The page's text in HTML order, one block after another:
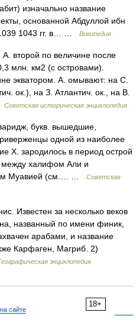
основанной Абдуллой ибн
1043 гг. в… …
Википедия
второй по величине после
млн. км2 (с островами).
экватором. А. омывают: на С.
ок.), на З. Атлантич. ок., на В.
Советская историческая энциклопедия
букв. вышедшие,
одной из наиболее
X. зародилось в период острой
между халифом Али и
Муавией (см.… …
Советская
Известен за несколько веков
названный по имени финик,
арабами, и название
Карфаген, Магриб. 2)
энциклопедия
18+
сайте